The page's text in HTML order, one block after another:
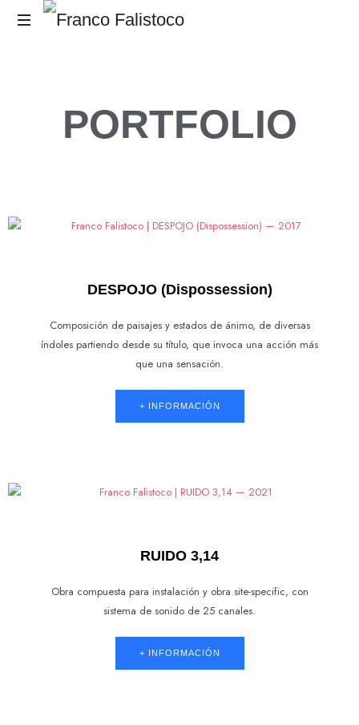
Mensaje.
PORTFOLIO
DESPOJO (Dispossession)
Composición de paisajes y estados de ánimo, de diversas
índoles partiendo desde su título, que invoca una acción más
que una sensación.
+ INFORMACIÓN
RUIDO 3,14
Obra compuesta para instalación y obra site-specific, con
sistema de sonido de 25 canales.
+ INFORMACIÓN